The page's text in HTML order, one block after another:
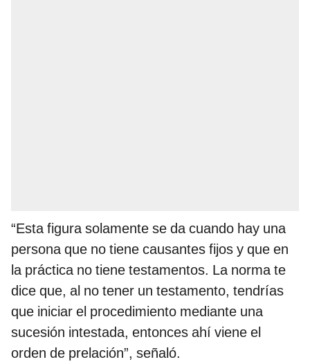
“Esta figura solamente se da cuando hay una
persona que no tiene causantes fijos y que en
la práctica no tiene testamentos. La norma te
dice que, al no tener un testamento, tendrías
que iniciar el procedimiento mediante una
sucesión intestada, entonces ahí viene el
orden de prelación”, señaló.